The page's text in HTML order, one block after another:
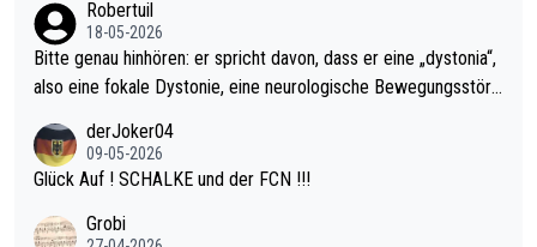
Robertuil
18-05-2026
Bitte genau hinhören: er spricht davon, dass er eine „dystonia“,
also eine fokale Dystonie, eine neurologische Bewegungsstöru
erden, im Arm hat. Und, dass Medikamente ihm helfen! Ich glau
be immer noch, dass sehr viele der Dartits-Fälle fälschlich psy
diese könnten teils wirksam behandelt werden! Dafür müsste
derJoker04
09-05-2026
Glück Auf ! SCHALKE und der FCN !!!
Grobi